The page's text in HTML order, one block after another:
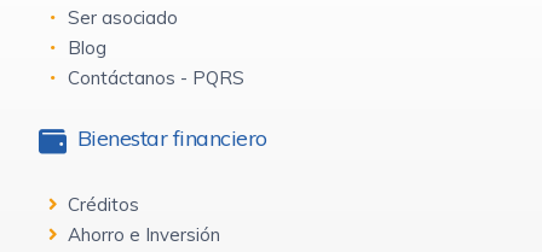
Ser asociado
Blog
Contáctanos - PQRS
Bienestar financiero
Créditos
Ahorro e Inversión